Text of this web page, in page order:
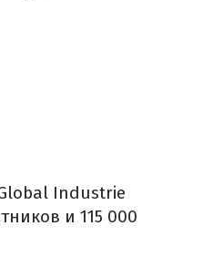
Industrie
и 115 000